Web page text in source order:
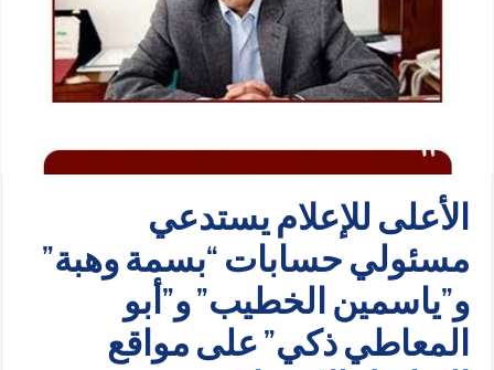
الأعلى للإعلام يستدعي
مسئولي حسابات “بسمة وهبة”
و”ياسمين الخطيب” و”أبو
المعاطي ذكي” على مواقع